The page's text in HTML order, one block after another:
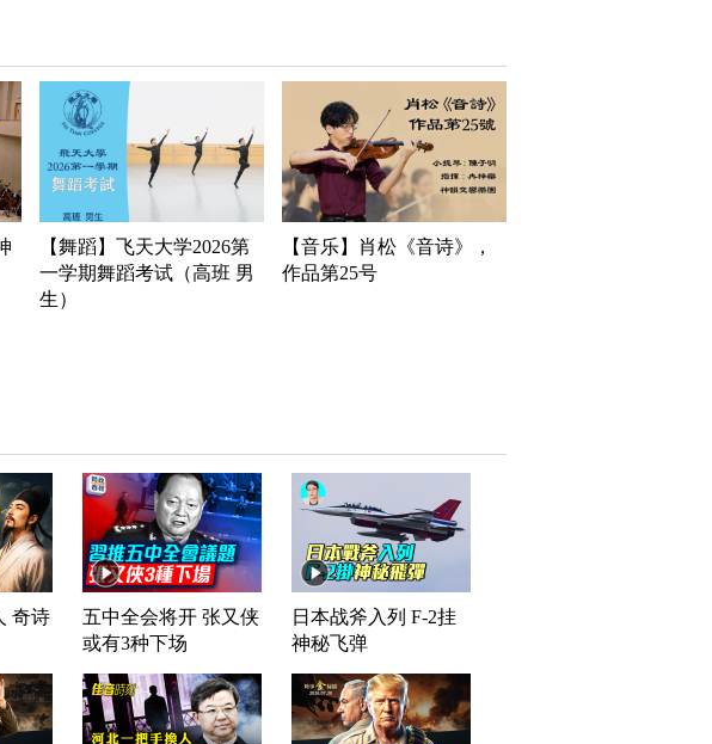
【舞蹈】飞天大学2026第
一学期舞蹈考试（高班 男
生）
【音乐】肖松《音诗》，
作品第25号
奇诗
五中全会将开 张又侠
或有3种下场
日本战斧入列 F-2挂
神秘飞弹